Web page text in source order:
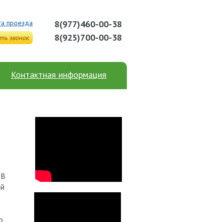
проезда
8(977)460-00-38
8(925)700-00-38
Контактная информация